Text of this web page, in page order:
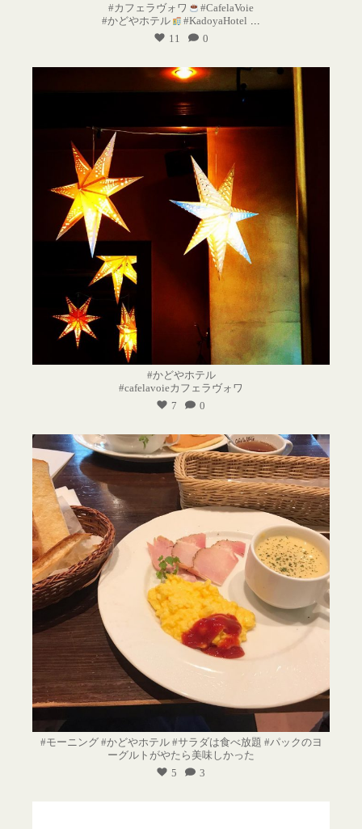
#カフェラヴォワ
#CafelaVoie
#かどやホテル
#KadoyaHotel
11
0
#かどやホテル
#cafelavoieカフェラヴォワ
7
0
#モーニング #かどやホテル #サラダは食べ放題 #パックのヨ
ーグルトがやたら美味しかった
5
3